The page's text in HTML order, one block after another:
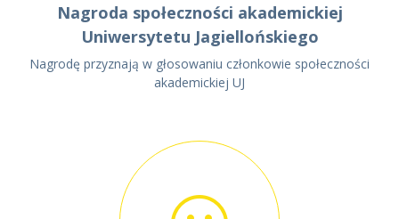
Nagroda społeczności akademickiej
Uniwersytetu Jagiellońskiego
Nagrodę przyznają w głosowaniu członkowie społeczności
akademickiej UJ